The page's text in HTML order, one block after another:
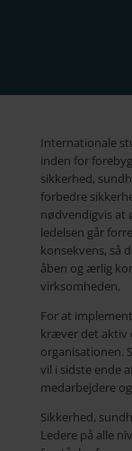
Internationale
inden for
sikkerhed,
forbedre
nødvendigvis at
ledelsen går
konsekvens, så
åben og ærlig
virksomheden.
For at
kræver det aktiv
organisationen.
vil i sidste ende
medarbejdere
Sikkerhed,
Ledere på alle